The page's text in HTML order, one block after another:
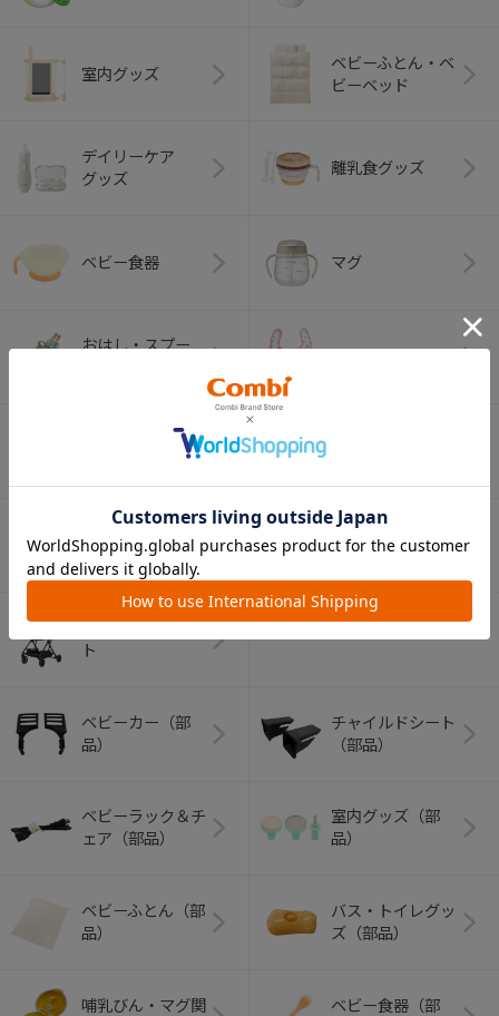
室内グッズ
ベビーふとん・ベ
ビーベッド
デイリーケア
グッズ
離乳食グッズ
ベビー食器 マグ
おはし・スプー
（お口のケア）
（ヘルメット）
ペット用品
ショッピングカー
ト
ベビーカー（部
品）
チャイルドシート
（部品）
ベビーラック＆チ
ェア（部品）
室内グッズ（部
品）
ベビーふとん（部
品）
バス・トイレグッ
ズ（部品）
哺乳びん・マグ関
ベビー食器（部